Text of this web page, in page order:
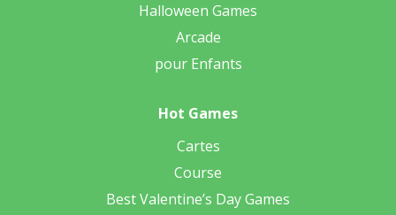
Halloween Games
Arcade
pour Enfants
Hot Games
Cartes
Course
Best Valentine’s Day Games